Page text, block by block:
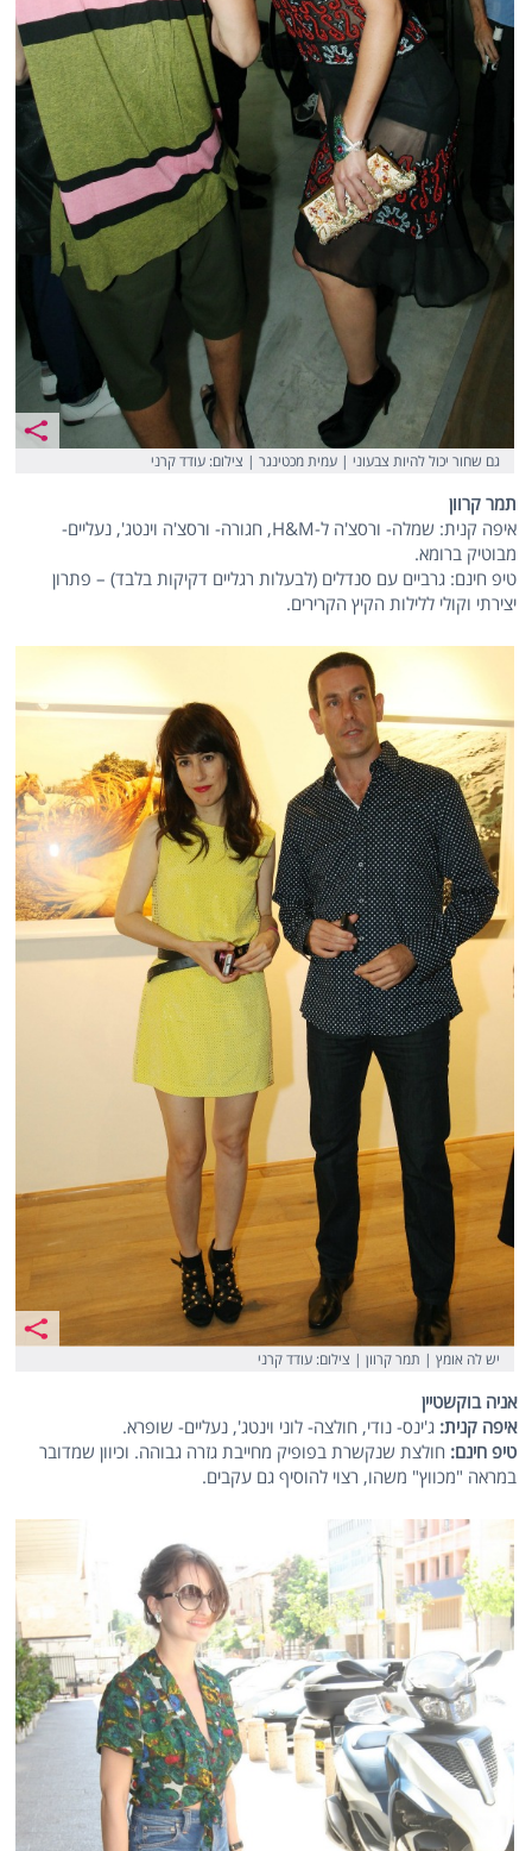
גם שחור יכול להיות צבעוני | עמית מכטינגר | צילום: עודד קרני
תמר קרוון
איפה קנית: שמלה- ורסצ'ה ל-H&M, חגורה- ורסצ'ה וינטג', נעליים-
מבוטיק ברומא.
טיפ חינם: גרביים עם סנדלים (לבעלות רגליים דקיקות בלבד) – פתרון
יצירתי וקולי ללילות הקיץ הקרירים.
יש לה אומץ | תמר קרוון | צילום: עודד קרני
אניה בוקשטיין
איפה קנית: ג'ינס- נודי, חולצה- לוני וינטג', נעליים- שופרא.
טיפ חינם: חולצת שנקשרת בפופיק מחייבת גזרה גבוהה. וכיוון שמדובר
במראה "מכווץ" משהו, רצוי להוסיף גם עקבים.